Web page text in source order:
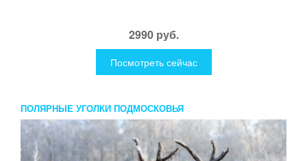
2990 руб.
Посмотреть сейчас
ПОЛЯРНЫЕ УГОЛКИ ПОДМОСКОВЬЯ